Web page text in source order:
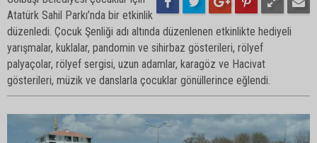
Atatürk Sahil Parkı’nda bir etkinlik
düzenledi. Çocuk Şenliği adı altında düzenlenen etkinlikte hediyeli
yarışmalar, kuklalar, pandomin ve sihirbaz gösterileri, rölyef
palyaçolar, rölyef sergisi, uzun adamlar, karagöz ve Hacivat
gösterileri, müzik ve danslarla çocuklar gönüllerince eğlendi.